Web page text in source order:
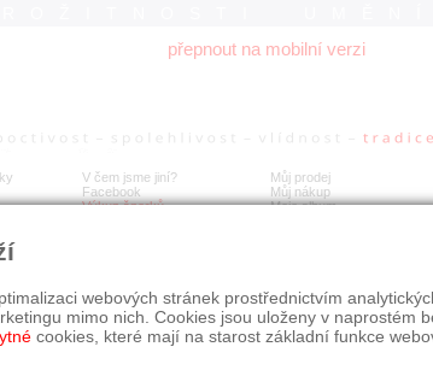
přepnout na mobilní verzi
V čem jsme jiní?
Facebook
Výkup šperků
Můj prodej
Můj nákup
Moje album
Zlatá spona
webových stránek prostřednictvím
mimo nich. Cookies jsou uloženy v naprostém
cookies, které mají na starost základní funkce